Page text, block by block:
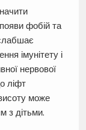
фобій та
імунітету і
нервової
ліфт
може
з дітьми.